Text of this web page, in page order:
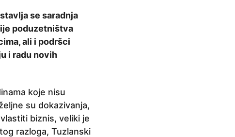
se saradnja
poduzetništva
ali i podršci
i radu novih
koje nisu
su dokazivanja,
biznis, veliki je
razloga, Tuzlanski